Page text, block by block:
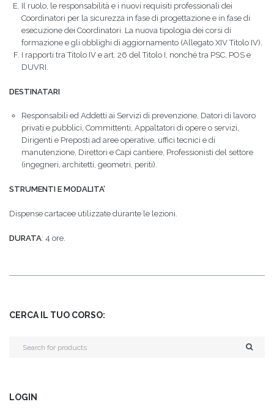
Il ruolo, le responsabilità e i nuovi requisiti professionali dei
Coordinatori per la sicurezza in fase di progettazione e in fase di
esecuzione dei Coordinatori. La nuova tipologia dei corsi di
formazione e gli obblighi di aggiornamento (Allegato XIV Titolo IV).
I rapporti tra Titolo IV e art. 26 del Titolo I, nonché tra PSC, POS e
DUVRI.
DESTINATARI
Responsabili ed Addetti ai Servizi di prevenzione, Datori di lavoro
privati e pubblici, Committenti, Appaltatori di opere o servizi,
Dirigenti e Preposti ad aree operative, uffici tecnici e di
manutenzione, Direttori e Capi cantiere, Professionisti del settore
(ingegneri, architetti, geometri, periti).
STRUMENTI E MODALITA’
Dispense cartacee utilizzate durante le lezioni.
DURATA: 4 ore.
CERCA IL TUO CORSO:
LOGIN